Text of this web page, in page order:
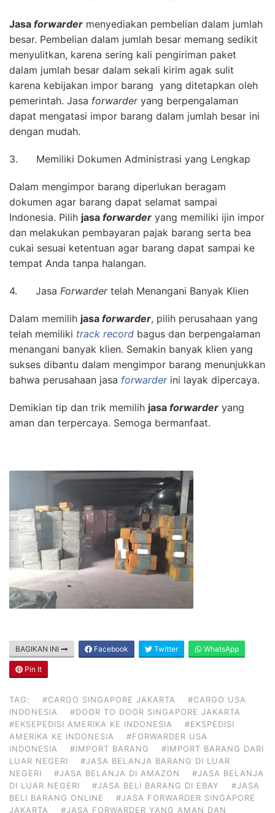
Jasa forwarder menyediakan pembelian dalam jumlah
besar. Pembelian dalam jumlah besar memang sedikit
menyulitkan, karena sering kali pengiriman paket
dalam jumlah besar dalam sekali kirim agak sulit
karena kebijakan impor barang yang ditetapkan oleh
pemerintah. Jasa forwarder yang berpengalaman
dapat mengatasi impor barang dalam jumlah besar ini
dengan mudah.
3. Memiliki Dokumen Administrasi yang Lengkap
Dalam mengimpor barang diperlukan beragam
dokumen agar barang dapat selamat sampai
Indonesia. Pilih jasa forwarder yang memiliki ijin impor
dan melakukan pembayaran pajak barang serta bea
cukai sesuai ketentuan agar barang dapat sampai ke
tempat Anda tanpa halangan.
4. Jasa Forwardertelah Menangani Banyak Klien
Dalam memilih jasa forwarder, pilih perusahaan yang
telah memiliki track record bagus dan berpengalaman
menangani banyak klien. Semakin banyak klien yang
sukses dibantu dalam mengimpor barang menunjukkan
bahwa perusahaan jasa forwarderini layak dipercaya.
Demikian tip dan trik memilih jasa forwarder yang
aman dan terpercaya. Semoga bermanfaat.
BAGIKAN INI Facebook Twitter WhatsApp
Pin It
TAG: #CARGO SINGAPORE JAKARTA
#CARGO USA
INDONESIA
#DOOR TO DOOR SINGAPORE JAKARTA
#EKSEPEDISI AMERIKA KE INDONESIA
#EKSPEDISI
AMERIKA KE INDONESIA
#FORWARDER USA
INDONESIA
#IMPORT BARANG
#IMPORT BARANG DARI
LUAR NEGERI
#JASA BELANJA BARANG DI LUAR
NEGERI
#JASA BELANJA DI AMAZON
#JASA BELANJA
DI LUAR NEGERI
#JASA BELI BARANG DI EBAY
#JASA
BELI BARANG ONLINE
#JASA FORWARDER SINGAPORE
JAKARTA
#JASA FORWARDER YANG AMAN DAN